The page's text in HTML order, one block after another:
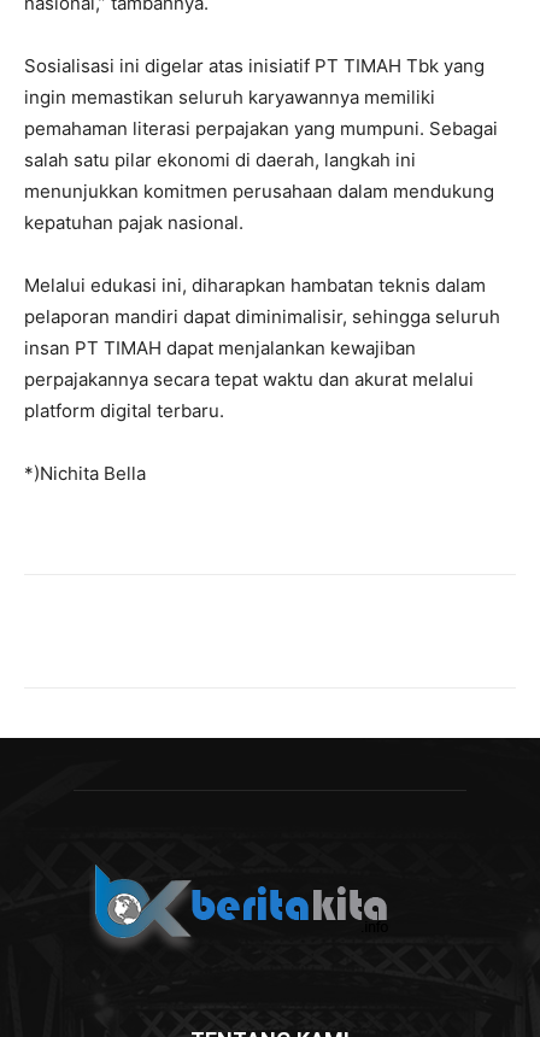
Sosialisasi ini digelar atas inisiatif PT TIMAH Tbk yang
ingin memastikan seluruh karyawannya memiliki
pemahaman literasi perpajakan yang mumpuni. Sebagai
salah satu pilar ekonomi di daerah, langkah ini
menunjukkan komitmen perusahaan dalam mendukung
kepatuhan pajak nasional.
Melalui edukasi ini, diharapkan hambatan teknis dalam
pelaporan mandiri dapat diminimalisir, sehingga seluruh
insan PT TIMAH dapat menjalankan kewajiban
perpajakannya secara tepat waktu dan akurat melalui
platform digital terbaru.
*)Nichita Bella